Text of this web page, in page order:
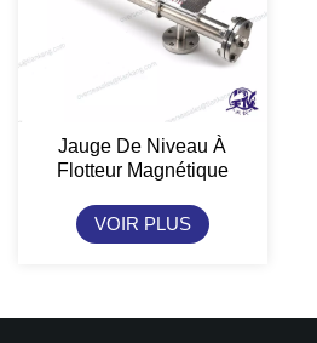
Jauge De Niveau À
Flotteur Magnétique
VOIR PLUS